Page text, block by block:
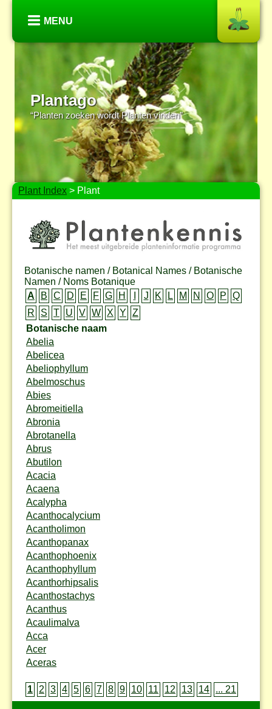
MENU
Plantago
“Planten zoeken wordt Planten vinden”
Plant Index > Plant
Botanische namen / Botanical Names / Botanische
Namen / Noms Botanique
A
B C D E F G H J K L M N O P
Q
R
S T U V W X Y
Z
Botanische naam
Abelia
Abelicea
Abeliophyllum
Abelmoschus
Abies
Abromeitiella
Abronia
Abrotanella
Abrus
Abutilon
Acacia
Acaena
Acalypha
Acanthocalycium
Acantholimon
Acanthopanax
Acanthophoenix
Acanthophyllum
Acanthorhipsalis
Acanthostachys
Acanthus
Acaulimalva
Acca
Acer
Aceras
1 2 3 4 5 6 7 8 9 10 11 12 13 14 ... 21